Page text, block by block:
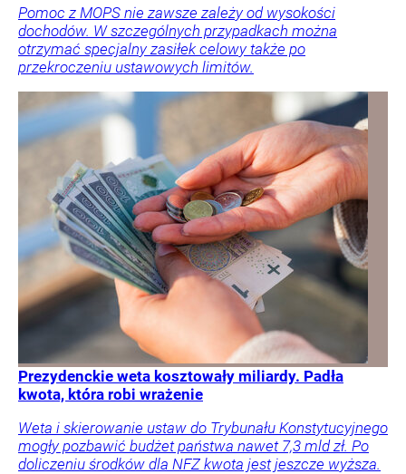
Pomoc z MOPS nie zawsze zależy od wysokości
dochodów. W szczególnych przypadkach można
otrzymać specjalny zasiłek celowy także po
przekroczeniu ustawowych limitów.
Prezydenckie weta kosztowały miliardy. Padła
kwota, która robi wrażenie
Weta i skierowanie ustaw do Trybunału Konstytucyjnego
mogły pozbawić budżet państwa nawet 7,3 mld zł. Po
doliczeniu środków dla NFZ kwota jest jeszcze wyższa.